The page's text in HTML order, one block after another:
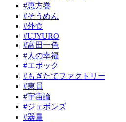
#恵方巻
#そうめん
#外食
#UJYURO
#富田一色
#人の幸福
#エポック
#もぎたてファクトリー
#東員
#宇宙論
#ジェボンズ
#器量